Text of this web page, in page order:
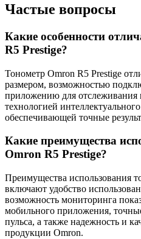
Частые вопросы
Какие особенности
R5 Prestige?
Тонометр Omron R5 Prestige
размером, возможностью
приложению для отслеживания
технологией
обеспечивающей точные
Какие преимущества
Omron R5 Prestige?
Преимущества использования
включают удобство
возможность мониторинга
мобильного приложения,
пульса, а также надежность и
продукции Omron.